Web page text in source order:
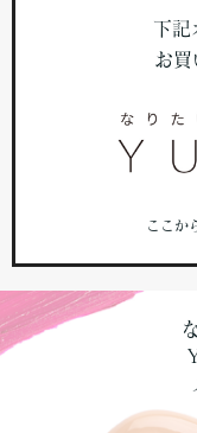
下記
お買
ここか